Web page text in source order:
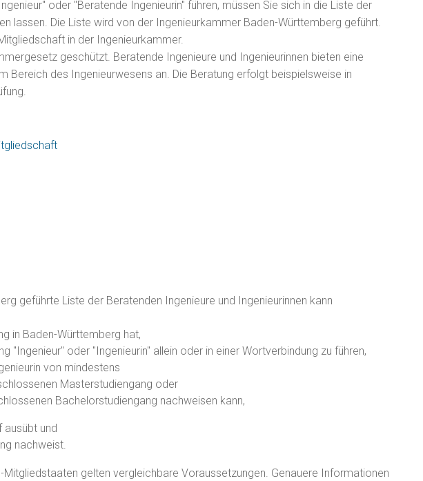
oder "Beratende Ingenieurin" führen, müssen Sie sich in die Liste der
lassen. Die Liste wird von der Ingenieurkammer Baden-Württemberg geführt.
in der Ingenieurkammer.
geschützt. Beratende Ingenieure und Ingenieurinnen bieten eine
Bereich des Ingenieurwesens an. Die Beratung erfolgt beispielsweise in
geführte Liste der Beratenden Ingenieure und Ingenieurinnen kann
in Baden-Württemberg hat,
"Ingenieur" oder "Ingenieurin" allein oder in einer Wortverbindung zu führen,
von mindestens
Masterstudiengang oder
Bachelorstudiengang nachweisen kann,
ausübt und
nachweist.
Mitgliedstaaten gelten vergleichbare Voraussetzungen. Genauere Informationen